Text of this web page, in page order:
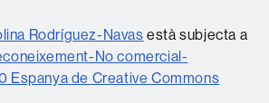
Rodríguez-Navasestà subjecta a
No comercial-
Espanya de Creative Commons